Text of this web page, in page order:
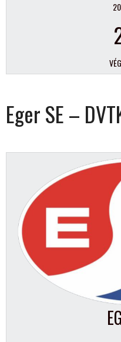
Eger SE –